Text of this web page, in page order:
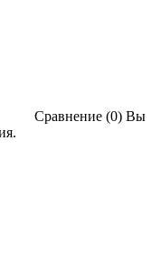
Сравнение (0) Вы